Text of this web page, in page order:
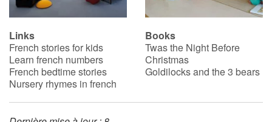
Family
Schools
Libraries
Links
French stories for kids
Learn french numbers
French bedtime stories
Nursery rhymes in french
Books
Twas the Night Before
Christmas
Goldilocks and the 3 bears